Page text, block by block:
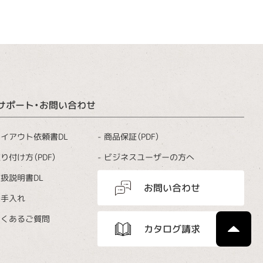
ポート・お問い合わせ
アウト依頼書DL
付け方（PDF）
説明書DL
入れ
あるご質問
商品保証（PDF）
ビジネスユーザーの方へ
お問い合わせ
カタログ請求